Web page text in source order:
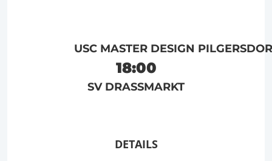
USC MASTER DESIGN
18:00
SV DRASSMARKT
DETAILS